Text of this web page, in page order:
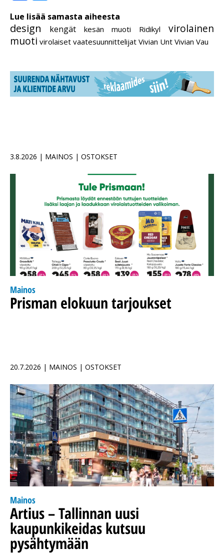
Lue lisää samasta aiheesta
design kengät kesän muoti Ridikyl
virolainen
muoti virolaiset vaatesuunnittelijat Vivian Unt Vivian Vau
3.8.2026 | MAINOS | OSTOKSET
Mainos
Prisman elokuun tarjoukset
20.7.2026 | MAINOS | OSTOKSET
Mainos
Artius – Tallinnan uusi
kaupunkikeidas kutsuu
pysähtymään